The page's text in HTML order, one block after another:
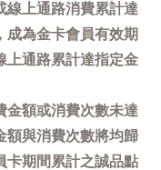
線上通路消費累計達
成為金卡會員有效期
上通路累計達指定金
金額或消費次數未達
額與消費次數將均歸
卡期間累計之誠品點